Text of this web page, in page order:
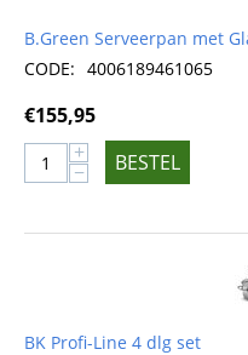
B.Green Serveerpan met
CODE: 4006189461065
€155,95
+
− BESTEL
BK Profi-Line 4 dlg set